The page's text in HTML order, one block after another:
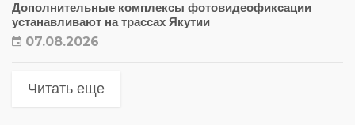
Дополнительные комплексы фотовидеофиксации
устанавливают на трассах Якутии
07.08.2026
Читать еще